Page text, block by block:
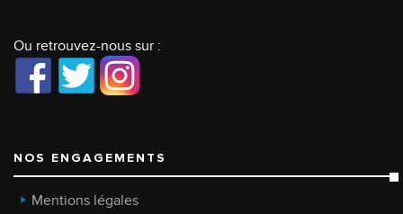
Ou retrouvez-nous sur :
NOS ENGAGEMENTS
Mentions légales